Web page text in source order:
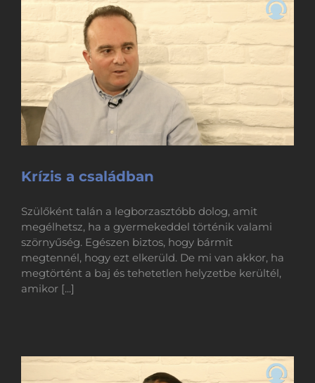
Krízis a családban
Szülőként talán a legborzasztóbb dolog, amit
megélhetsz, ha a gyermekeddel történik valami
szörnyűség. Egészen biztos, hogy bármit
megtennél, hogy ezt elkerüld. De mi van akkor, ha
megtörtént a baj és tehetetlen helyzetbe kerültél,
amikor [...]